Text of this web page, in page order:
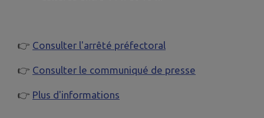
👉 Consulter l'arrêté préfectoral
👉 Consulter le communiqué de presse
👉 Plus d'informations